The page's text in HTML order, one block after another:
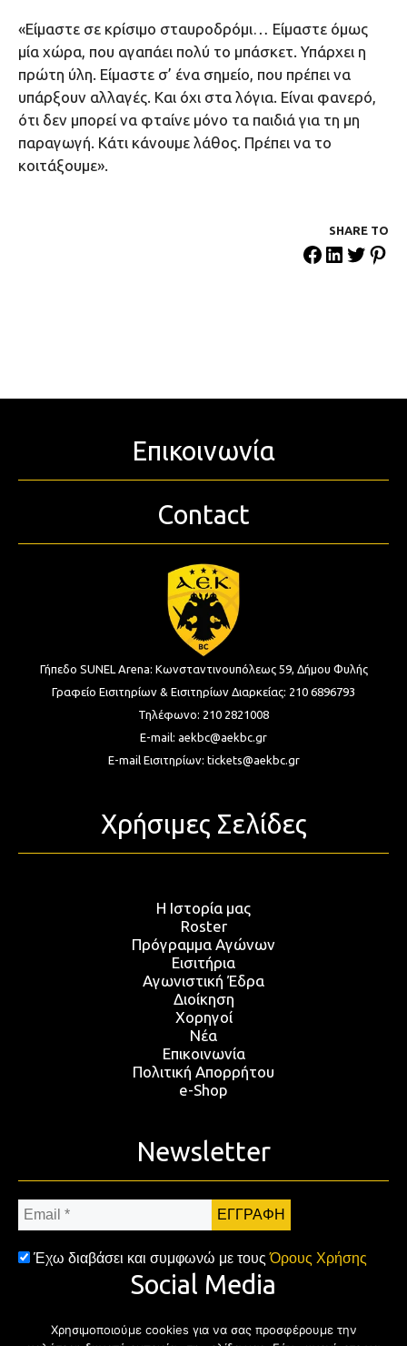
«Είμαστε σε κρίσιμο σταυροδρόμι… Είμαστε όμως
μία χώρα, που αγαπάει πολύ το μπάσκετ. Υπάρχει η
πρώτη ύλη. Είμαστε σ’ ένα σημείο, που πρέπει να
υπάρξουν αλλαγές. Και όχι στα λόγια. Είναι φανερό,
ότι δεν μπορεί να φταίνε μόνο τα παιδιά για τη μη
παραγωγή. Κάτι κάνουμε λάθος. Πρέπει να το
κοιτάξουμε».
SHARE ΤΟ
Επικοινωνία
Contact
Γήπεδο SUNEL Arena: Κωνσταντινουπόλεως 59, Δήμου Φυλής
Γραφείο Εισιτηρίων & Εισιτηρίων Διαρκείας: 210 6896793
Τηλέφωνο: 210 2821008
E-mail: aekbc@aekbc.gr
E-mail Εισιτηρίων: tickets@aekbc.gr
Χρήσιμες Σελίδες
Η Ιστορία μας
Roster
Πρόγραμμα Αγώνων
Εισιτήρια
Αγωνιστική Έδρα
Διοίκηση
Χορηγοί
Νέα
Επικοινωνία
Πολιτική Απορρήτου
e-Shop
Newsletter
Email
*
Έχω διαβάσει και συμφωνώ με τουςΌρους Χρήσης
Social Media
Χρησιμοποιούμε cookies για να σας προσφέρουμε την